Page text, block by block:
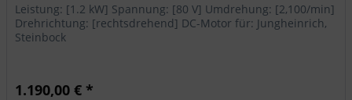
Leistung: [1.2 kW] Spannung: [80 V] Umdrehung: [2,100/min]
Drehrichtung: [rechtsdrehend] DC-Motor für: Jungheinrich,
Steinbock
1.190,00 € *